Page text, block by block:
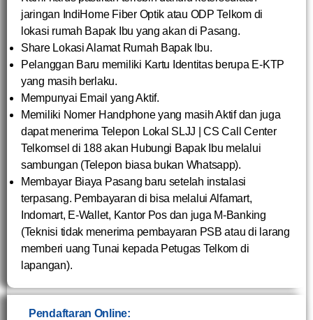
jaringan IndiHome Fiber Optik atau ODP Telkom di
lokasi rumah Bapak Ibu yang akan di Pasang.
Share Lokasi Alamat Rumah Bapak Ibu.
Pelanggan Baru memiliki Kartu Identitas berupa E-KTP
yang masih berlaku.
Mempunyai Email yang Aktif.
Memiliki Nomer Handphone yang masih Aktif dan juga
dapat menerima Telepon Lokal SLJJ | CS Call Center
Telkomsel di 188 akan Hubungi Bapak Ibu melalui
sambungan (Telepon biasa bukan Whatsapp).
Membayar Biaya Pasang baru setelah instalasi
terpasang. Pembayaran di bisa melalui Alfamart,
Indomart, E-Wallet, Kantor Pos dan juga M-Banking
(Teknisi tidak menerima pembayaran PSB atau di larang
memberi uang Tunai kepada Petugas Telkom di
lapangan).
Pendaftaran Online: